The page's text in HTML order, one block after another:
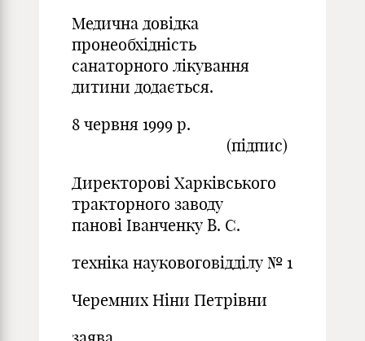
Медична довідка
пронеобхідність
санаторного лікування
дитини додається.
8 червня 1999 р.
(підпис)
Директорові Харківського
тракторного заводу
панові Іванченку В. С.
техніка науковоговідділу № 1
Черемних Ніни Петрівни